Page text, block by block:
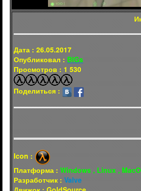
Дата : 26.05.2017
Опубликовал : BIGs
Просмотров : 1 530
Поделиться :
Icon :
Платформа : Windows , Linux ,
Разработчик : Valve